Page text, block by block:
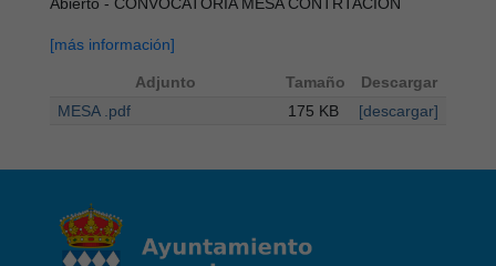
[más información]
Adjunto Tamaño
Descargar
MESA .pdf
175 KB [descargar]